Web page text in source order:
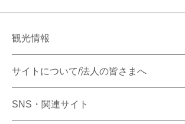
観光情報
サイトについて/法人の皆さまへ
SNS・関連サイト